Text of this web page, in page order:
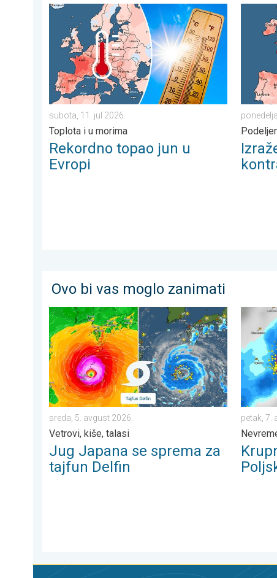
Rekordno topao jun u Evropi. Toplota i u morima. . .
subota, 11. jul 2026.
Toplota i u morima
Rekordno topao jun u
Evropi
Ovo bi vas moglo zanimati
Jug Japana se sprema za tajfun Delfin. Vetrovi, kiše,
sreda, 5. avgust 2026.
Vetrovi, kiše, talasi
Jug Japana se sprema za
tajfun Delfin
petak, 7.